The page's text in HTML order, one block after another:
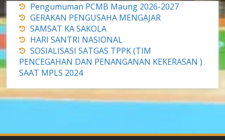
Pengumuman PCMB Maung 2026-2027
GERAKAN PENGUSAHA MENGAJAR
SAMSAT KA SAKOLA
HARI SANTRI NASIONAL
SOSIALISASI SATGAS TPPK (TIM
PENCEGAHAN DAN PENANGANAN KEKERASAN )
SAAT MPLS 2024